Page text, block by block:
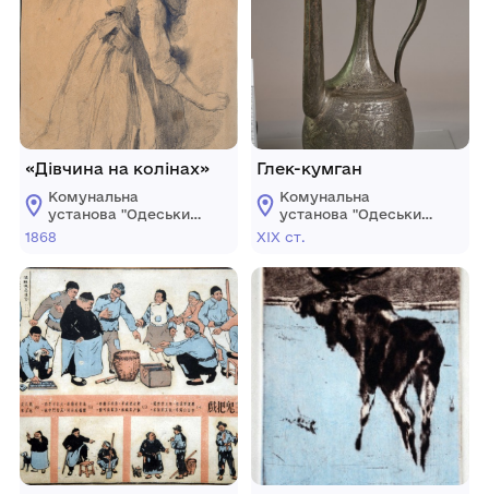
«Дівчина на колінах»
Комунальна
установа "Одеський
музей західного і
1868
Глек-кумган
Комунальна
установа "Одеський
музей західного і
ХІХ ст.